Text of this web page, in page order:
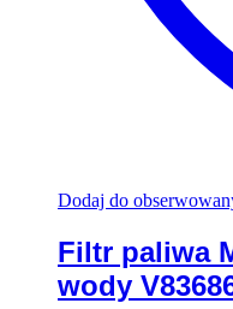
Dodaj do
Filtr paliwa
wody